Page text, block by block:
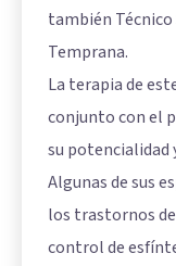
también
Temprana.
La terapia de
conjunto con el
su potencialidad
Algunas de sus
los trastornos
control de